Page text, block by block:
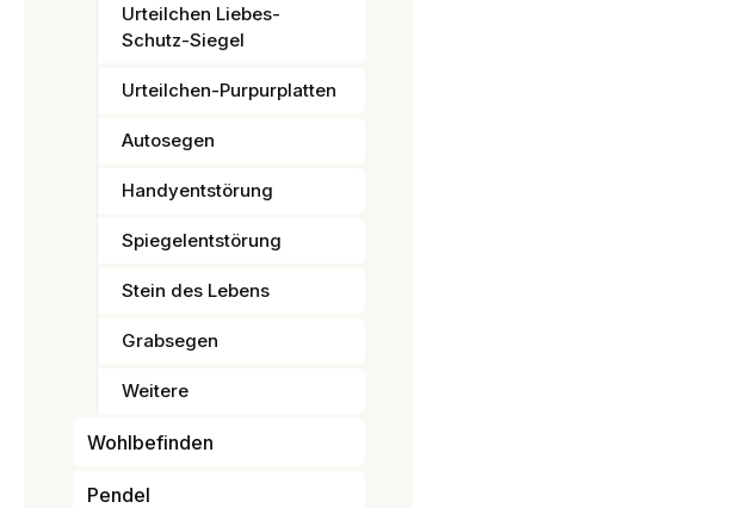
Urteilchen Liebes-
Schutz-Siegel
Urteilchen-Purpurplatten
Autosegen
Handyentstörung
Spiegelentstörung
Stein des Lebens
Grabsegen
Weitere
Wohlbefinden
Pendel